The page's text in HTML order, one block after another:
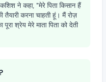
ने कहा, "मेरे पिता किसान हैं
तैयारी करना चाहती हूं। मैं रोज़
श्रेय मेरे माता पिता को देती